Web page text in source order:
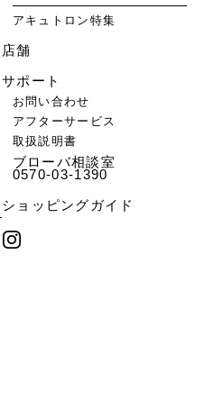
アキュトロン特集
店舗
サポート
お問い合わせ
アフターサービス
取扱説明書
ブローバ相談室
0570-03-1390
ショッピングガイド